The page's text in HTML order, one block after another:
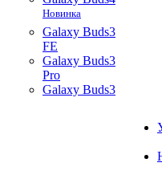
Новинка
Galaxy Buds3
FE
Galaxy Buds3
Pro
Galaxy Buds3